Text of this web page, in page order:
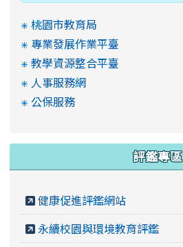
桃園市教育局
專業發展作業平臺
教學資源整合平臺
人事服務網
公保服務
評鑑專區
健康促進評鑑網站
永續校園與環境教育評鑑